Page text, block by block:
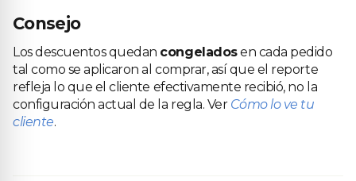
Consejo
Los descuentos quedan congeladosen cada pedido
tal como se aplicaron al comprar, así que el reporte
refleja lo que el cliente efectivamente recibió, no la
configuración actual de la regla. Ver Cómo lo ve tu
cliente.